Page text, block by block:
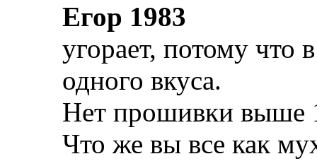
Егор 1983
угорает, потому что
одного вкуса.
Нет прошивки выше
Что же вы все как